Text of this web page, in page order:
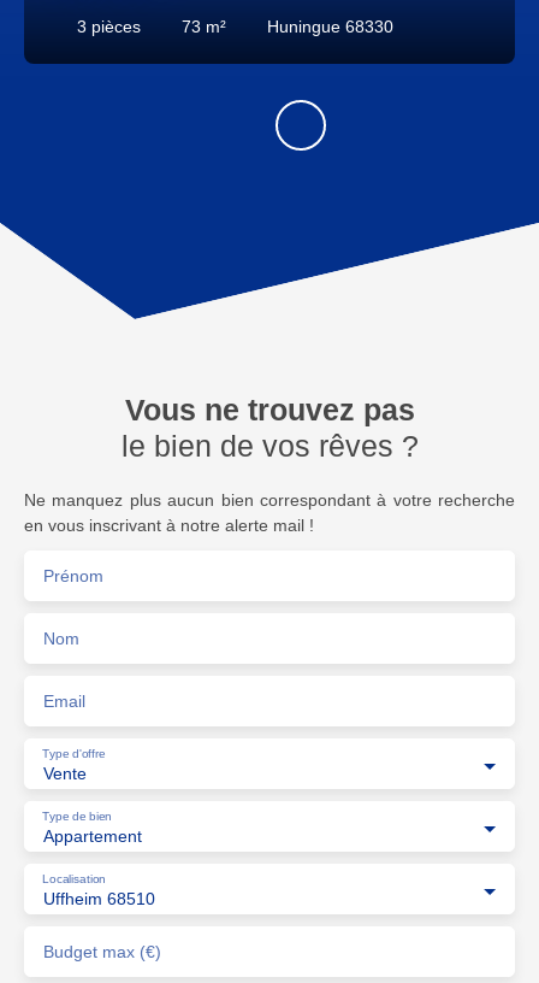
3 pièces 73 m² Huningue 68330
Vous ne trouvez pas
le bien de vos rêves ?
Ne manquez plus aucun bien correspondant à votre recherche
en vous inscrivant à notre alerte mail !
Prénom
Nom
Email
Vente
Type d'offre
Appartement
Type de bien
Uffheim 68510
Localisation
Budget max (€)